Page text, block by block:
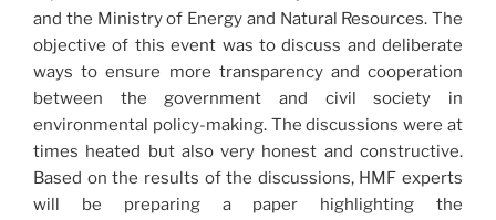
and the Ministry of Energy and Natural Resources. The
objective of this event was to discuss and deliberate
ways to ensure more transparency and cooperation
between the government and civil society in
environmental policy-making. The discussions were at
times heated but also very honest and constructive.
Based on the results of the discussions, HMF experts
will be preparing a paper highlighting the